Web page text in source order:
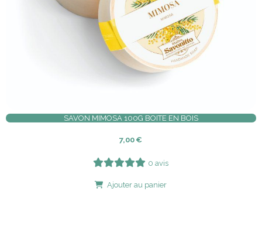
SAVON MIMOSA 100G BOITE EN BOIS
7,00 €
0 avis
Ajouter au panier